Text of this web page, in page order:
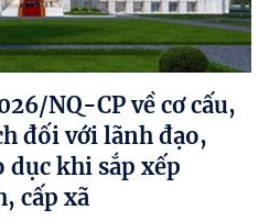
NQ-CP về cơ cấu,
đối với lãnh đạo,
dục khi sắp xếp
cấp xã